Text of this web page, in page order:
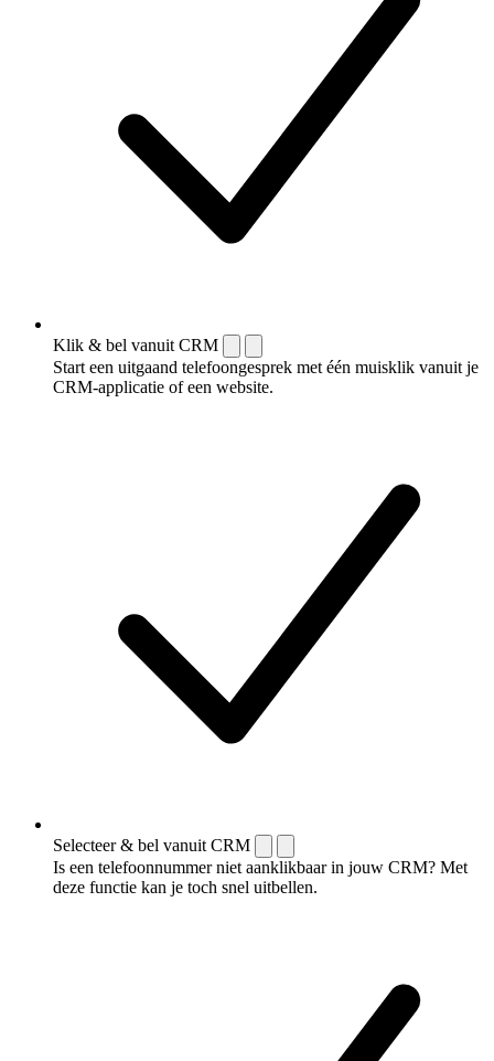
Klik & bel vanuit CRM
Start een uitgaand telefoongesprek met één muisklik vanuit je
CRM-applicatie of een website.
Selecteer & bel vanuit CRM
Is een telefoonnummer niet aanklikbaar in jouw CRM? Met
deze functie kan je toch snel uitbellen.